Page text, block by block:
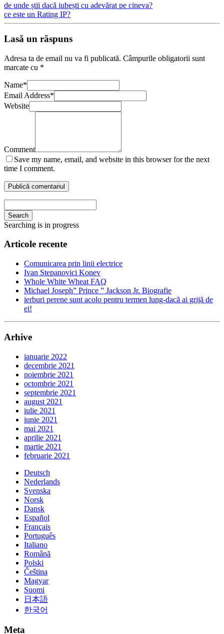
de unde știi dacă iubești cu adevărat pe cineva?
ce este un Rating IP?
Lasă un răspuns
Adresa ta de email nu va fi publicată. Câmpurile obligatorii sunt
marcate cu *
Name*
Email Address*
Website
Comment
Save my name, email, and website in this browser for the next
time I comment.
Search
Searching is in progress
Articole recente
Comunicarea prin linii electrice
Ivan Stepanovici Konev
Whole White Wheat FAQ
Michael Joseph” Prince ” Jackson Jr. Biografie
ierburi perene sunt acolo pentru termen lung-dacă ai grijă de
ei!
Arhive
ianuarie 2022
decembrie 2021
noiembrie 2021
octombrie 2021
septembrie 2021
august 2021
iulie 2021
iunie 2021
mai 2021
aprilie 2021
martie 2021
februarie 2021
Deutsch
Nederlands
Svenska
Norsk
Dansk
Español
Français
Português
Italiano
Română
Polski
Čeština
Magyar
Suomi
日本語
한국어
Meta